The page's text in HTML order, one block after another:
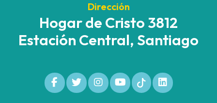
Dirección
Hogar de Cristo 3812
Estación Central, Santiago